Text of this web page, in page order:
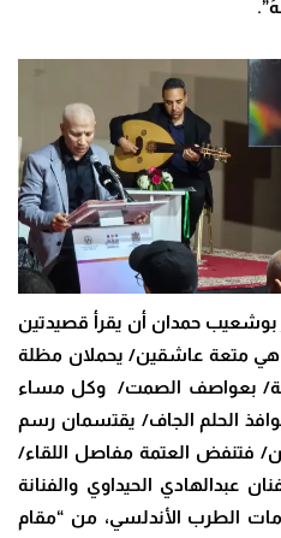
بوشعيب حمدان أن يقرأ قصيدتين
متعة عاشقين/ يحملان مظلة
بعواصف الصمت/ وكل مساء
الحلم الجاف/ يقتسمان رسم
فتنفض العتمة مفاصل اللقاء/
عبدالهادي الحيداوي والفنانة
الطرب الأندلسي، من “مقام